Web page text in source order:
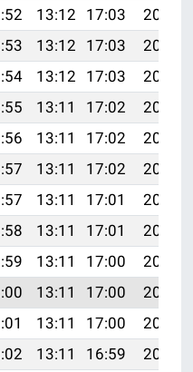
13:12 17:03
20:21
13:12 17:03
20:20
13:12 17:03
20:19
13:11 17:02
20:18
13:11 17:02
20:17
13:11 17:02
20:16
13:11 17:01
20:15
13:11 17:01
20:14
13:11 17:00
20:13
13:11 17:00
20:12
13:11 17:00
20:10
13:11 16:59
20:09